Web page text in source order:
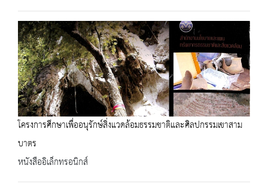
โครงการศึกษาเพื่ออนุรักษ์สิ่งแวดล้อมธรรมชาติและศิลปกรรมเขาสาม
บาตร
หนังสืออิเล็กทรอนิกส์